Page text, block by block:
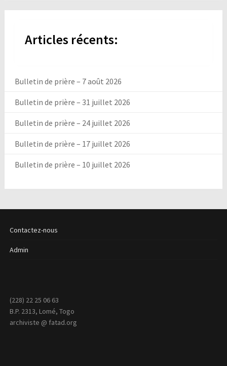
Articles récents:
Bulletin de prière – 7 août 2026
Bulletin de prière – 31 juillet 2026
Bulletin de prière – 24 juillet 2026
Bulletin de prière – 17 juillet 2026
Bulletin de prière – 10 juillet 2026
Contactez-nous
Admin
(228) 22 25 06 63
B.P. 2313, Lomé, Togo
archiviste @ fatad.org